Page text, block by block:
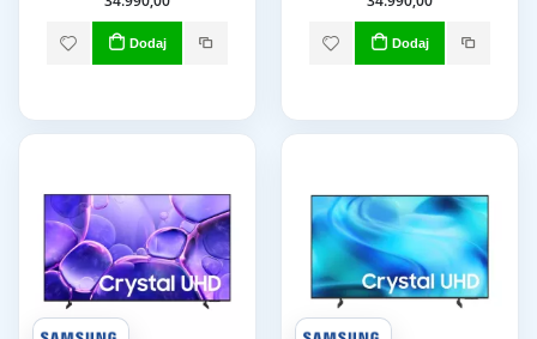
Dodaj Dodaj